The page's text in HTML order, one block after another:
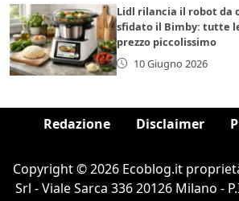
Lidl rilancia il robot da
sfidato il Bimby: tutte
prezzo piccolissimo
10 Giugno 2026
Redazione Disclaimer
Copyright © 2026 Ecoblog.it
Srl - Viale Sarca 336 20126 Milano -